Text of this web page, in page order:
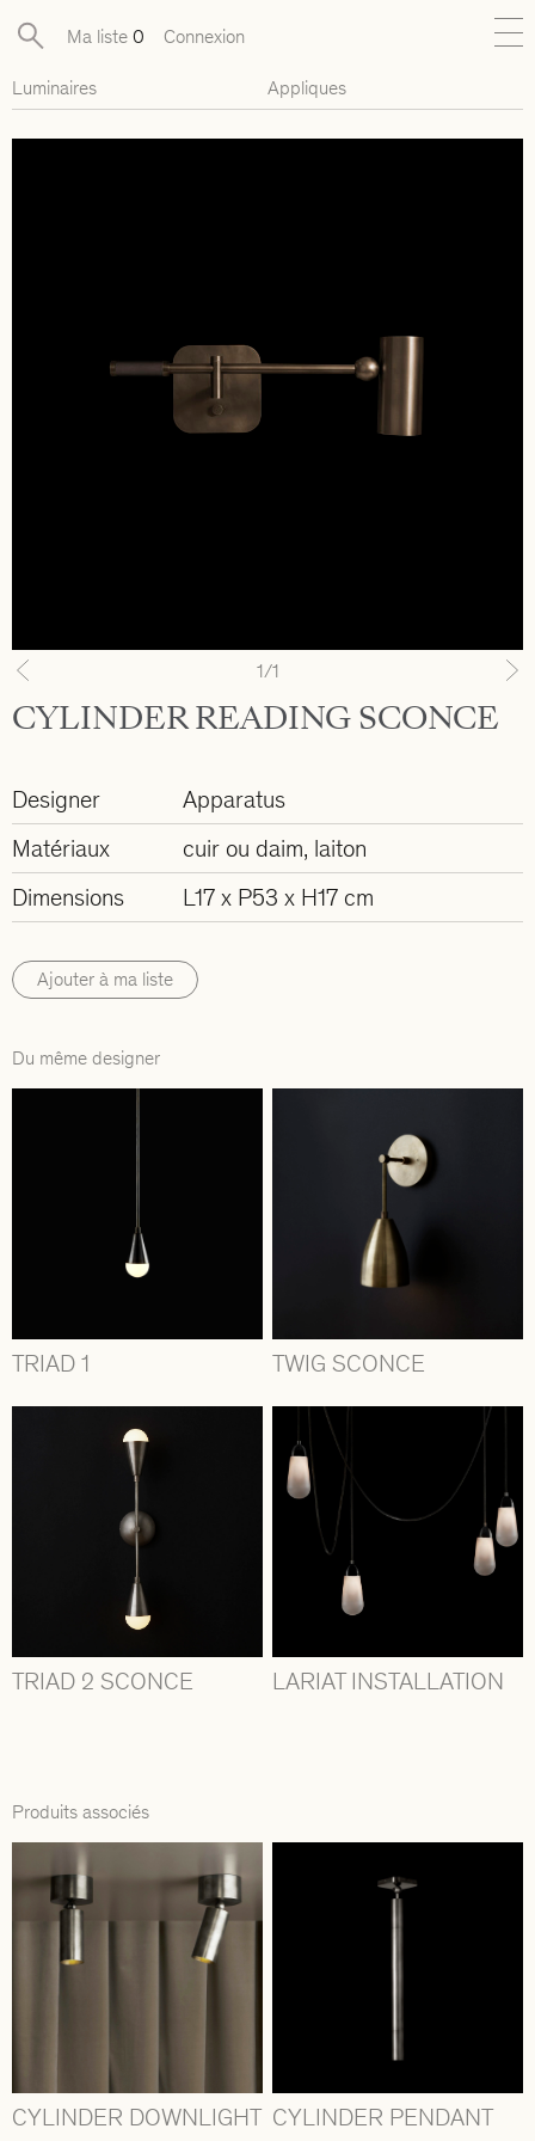
Nouveautés
Journal
Contact Presse
Luminaires Appliques
Previous 1/1
CYLINDER READING SCONCE
Designer
Apparatus
Matériaux
cuir ou daim, laiton
Dimensions
L17 x P53 x H17 cm
Ajouter à ma liste
Du même designer
TRIAD 1 TWIG SCONCE
TRIAD 2 SCONCE LARIAT INSTALLATION
Produits associés
CYLINDER DOWNLIGHT CYLINDER PENDANT
Ma liste 0 Connexion